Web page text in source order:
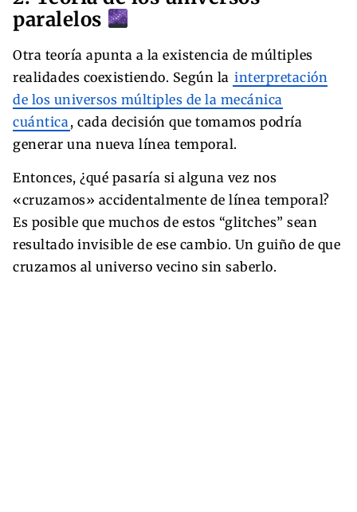
paralelos
Otra teoría apunta a la existencia de múltiples
realidades coexistiendo. Según la interpretación
de los universos múltiples de la mecánica
cuántica , cada decisión que tomamos podría
generar una nueva línea temporal.
Entonces, ¿qué pasaría si alguna vez nos
«cruzamos» accidentalmente de línea temporal?
Es posible que muchos de estos “glitches” sean
resultado invisible de ese cambio. Un guiño de que
cruzamos al universo vecino sin saberlo.